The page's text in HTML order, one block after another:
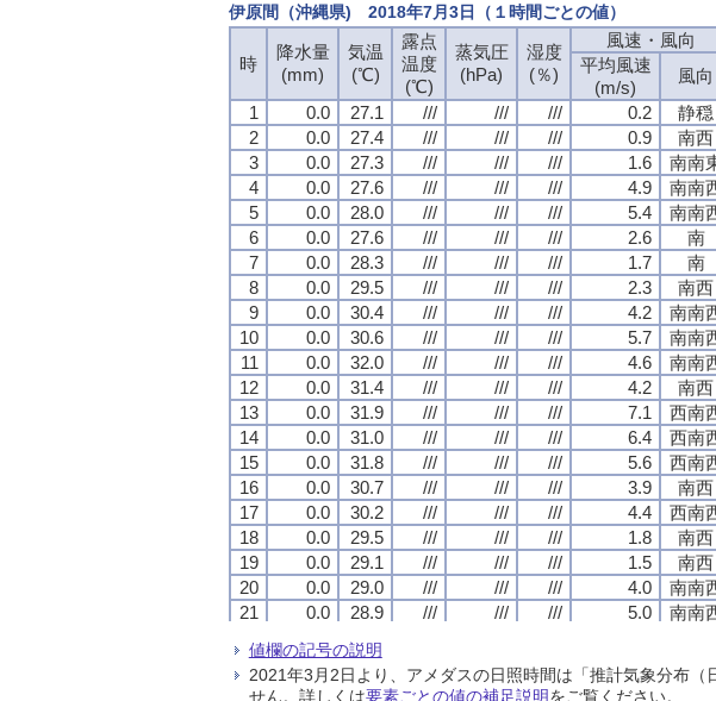
伊原間（沖縄県) 2018年7月3日（１時間ごとの値）
時
降水量
(mm)
気温
(℃)
露点
温度
(℃)
蒸気圧
(hPa)
湿度
(％)
風速・風向
平均風速
(m/s)
風向
1
0.0 27.1 /// /// /// 0.2 静穏
2
0.0 27.4 /// /// /// 0.9 南西
3
0.0 27.3 /// /// /// 1.6 南南
4
0.0 27.6 /// /// /// 4.9 南南
5
0.0 28.0 /// /// /// 5.4 南南
6
0.0 27.6 /// /// /// 2.6 南
7
0.0 28.3 /// /// /// 1.7 南
8
0.0 29.5 /// /// /// 2.3 南西
9
0.0 30.4 /// /// /// 4.2 南南
10
0.0 30.6 /// /// /// 5.7 南南
11
0.0 32.0 /// /// /// 4.6 南南
12
0.0 31.4 /// /// /// 4.2 南西
13
0.0 31.9 /// /// /// 7.1 西南
14
0.0 31.0 /// /// /// 6.4 西南
15
0.0 31.8 /// /// /// 5.6 西南
16
0.0 30.7 /// /// /// 3.9 南西
17
0.0 30.2 /// /// /// 4.4 西南
18
0.0 29.5 /// /// /// 1.8 南西
19
0.0 29.1 /// /// /// 1.5 南西
20
0.0 29.0 /// /// /// 4.0 南南
21
0.0 28.9 /// /// /// 5.0 南南
28.4
23
0.0 28.3 南南西
24
0.0 28.4 /// /// /// 2.7 南南
時
降水量
(mm)
気温
(℃)
露点
温度
(℃)
蒸気圧
(hPa)
湿度
(％)
風速・風向
平均風速
(m/s)
風向
1
0.0 27.1 /// /// /// 0.2 静穏
2
0.0 27.4 /// /// /// 0.9 南西
3
0.0 27.3 /// /// /// 1.6 南南
4
0.0 27.6 /// /// /// 4.9 南南
5
0.0 28.0 /// /// /// 5.4 南南
6
0.0 27.6 /// /// /// 2.6 南
7
0.0 28.3 /// /// /// 1.7 南
8
0.0 29.5 /// /// /// 2.3 南西
9
0.0 30.4 /// /// /// 4.2 南南
10
0.0 30.6 /// /// /// 5.7 南南
11
0.0 32.0 /// /// /// 4.6 南南
12
0.0 31.4 /// /// /// 4.2 南西
13
0.0 31.9 /// /// /// 7.1 西南
14
0.0 31.0 /// /// /// 6.4 西南
15
0.0 31.8 /// /// /// 5.6 西南
16
0.0 30.7 /// /// /// 3.9 南西
17
0.0 30.2 /// /// /// 4.4 西南
18
0.0 29.5 /// /// /// 1.8 南西
19
0.0 29.1 /// /// /// 1.5 南西
20
0.0 29.0 /// /// /// 4.0 南南
21
0.0 28.9 /// /// /// 5.0 南南
28.4
23
0.0 28.3 南南西
24
0.0 28.4 /// /// /// 2.7 南南
時
降水量
(mm)
気温
(℃)
露点
温度
(℃)
蒸気圧
(hPa)
湿度
(％)
風速・風向
平均風速
(m/s)
風向
1
0.0 27.1 /// /// /// 0.2 静穏
2
0.0 27.4 /// /// /// 0.9 南西
3
0.0 27.3 /// /// /// 1.6 南南
4
0.0 27.6 /// /// /// 4.9 南南
5
0.0 28.0 /// /// /// 5.4 南南
6
0.0 27.6 /// /// /// 2.6 南
7
0.0 28.3 /// /// /// 1.7 南
8
0.0 29.5 /// /// /// 2.3 南西
9
0.0 30.4 /// /// /// 4.2 南南
10
0.0 30.6 /// /// /// 5.7 南南
11
0.0 32.0 /// /// /// 4.6 南南
12
0.0 31.4 /// /// /// 4.2 南西
13
0.0 31.9 /// /// /// 7.1 西南
14
0.0 31.0 /// /// /// 6.4 西南
15
0.0 31.8 /// /// /// 5.6 西南
16
0.0 30.7 /// /// /// 3.9 南西
17
0.0 30.2 /// /// /// 4.4 西南
18
0.0 29.5 /// /// /// 1.8 南西
19
0.0 29.1 /// /// /// 1.5 南西
20
0.0 29.0 /// /// /// 4.0 南南
21
0.0 28.9 /// /// /// 5.0 南南
28.4
23
0.0 28.3 南南西
24
0.0 28.4 /// /// /// 2.7 南南
時
降水量
(mm)
気温
(℃)
露点
温度
(℃)
蒸気圧
(hPa)
湿度
(％)
風速・風向
平均風速
(m/s)
風向
1
0.0 27.1 /// /// /// 0.2 静穏
2
0.0 27.4 /// /// /// 0.9 南西
3
0.0 27.3 /// /// /// 1.6 南南
4
0.0 27.6 /// /// /// 4.9 南南
5
0.0 28.0 /// /// /// 5.4 南南
6
0.0 27.6 /// /// /// 2.6 南
7
0.0 28.3 /// /// /// 1.7 南
8
0.0 29.5 /// /// /// 2.3 南西
9
0.0 30.4 /// /// /// 4.2 南南
10
0.0 30.6 /// /// /// 5.7 南南
11
0.0 32.0 /// /// /// 4.6 南南
12
0.0 31.4 /// /// /// 4.2 南西
13
0.0 31.9 /// /// /// 7.1 西南
14
0.0 31.0 /// /// /// 6.4 西南
15
0.0 31.8 /// /// /// 5.6 西南
16
0.0 30.7 /// /// /// 3.9 南西
17
0.0 30.2 /// /// /// 4.4 西南
18
0.0 29.5 /// /// /// 1.8 南西
19
0.0 29.1 /// /// /// 1.5 南西
20
0.0 29.0 /// /// /// 4.0 南南
21
0.0 28.9 /// /// /// 5.0 南南
28.4
23
0.0 28.3 南南西
24
0.0 28.4 /// /// /// 2.7 南南
値欄の記号の説明
2021年3月2日より、アメダスの日照時間は「推計気象分布
せん。詳しくは要素ごとの値の補足説明をご覧ください。